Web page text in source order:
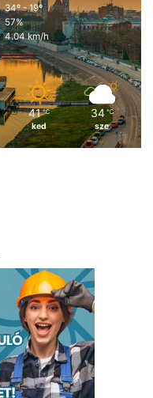
34º - 19º
57%
4.04 km/h
41 ℃
ked
34 ℃
sze